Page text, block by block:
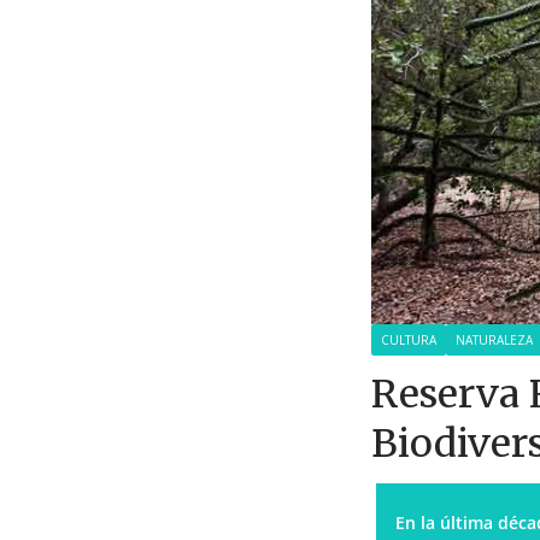
CULTURA NATURALEZA
Reserva
En la última